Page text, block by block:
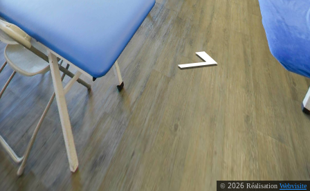
© 2026 Réalisation Webvisite